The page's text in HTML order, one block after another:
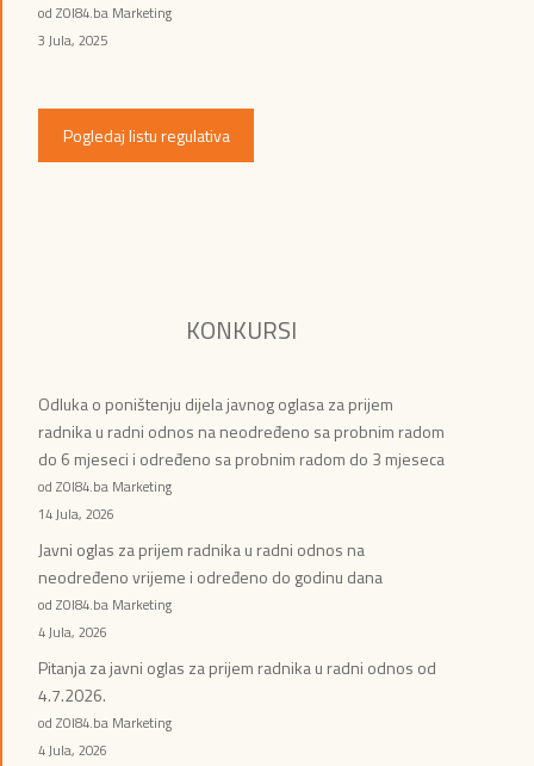
od ZOI84.ba Marketing
3 Jula, 2025
Pogledaj listu regulativa
KONKURSI
Odluka o poništenju dijela javnog oglasa za prijem
radnika u radni odnos na neodređeno sa probnim radom
do 6 mjeseci i određeno sa probnim radom do 3 mjeseca
od ZOI84.ba Marketing
14 Jula, 2026
Javni oglas za prijem radnika u radni odnos na
neodređeno vrijeme i određeno do godinu dana
od ZOI84.ba Marketing
4 Jula, 2026
Pitanja za javni oglas za prijem radnika u radni odnos od
4.7.2026.
od ZOI84.ba Marketing
4 Jula, 2026